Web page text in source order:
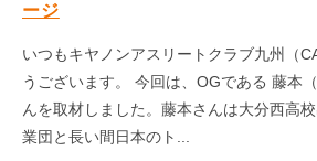
ージ
いつもキヤノンアスリートクラブ九州（
うございます。 今回は、OGである 藤本
んを取材しました。藤本さんは大分西高
業団と長い間日本のト...